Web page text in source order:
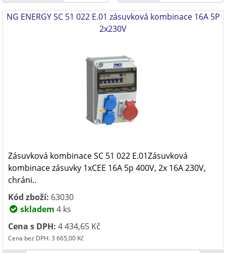
NG ENERGY SC 51 022 E.01 zásuvková kombinace 16A 5P
2x230V
Zásuvková kombinace SC 51 022 E.01Zásuvková
kombinace zásuvky 1xCEE 16A 5p 400V, 2x 16A 230V,
chráni..
Kód zboží: 63030
skladem 4 ks
Cena s DPH: 4 434,65 Kč
Cena bez DPH: 3 665,00 Kč